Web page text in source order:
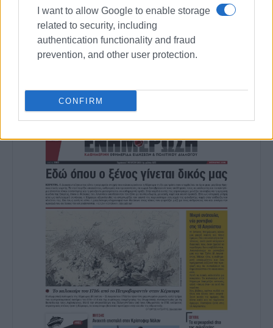
I want to allow Google to enable storage
related to security, including
authentication functionality and fraud
prevention, and other user protection.
CONFIRM
Ακολουθήστε το enimerosi στο Facebook
Συνδρομητές στο e-paper